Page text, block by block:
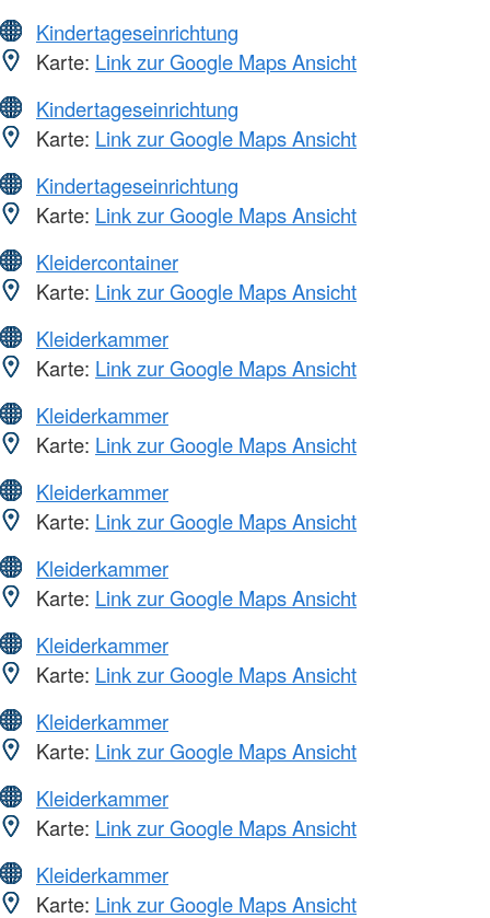
Kindertageseinrichtung
Karte: Link zur Google Maps Ansicht
Kindertageseinrichtung
Karte: Link zur Google Maps Ansicht
Kindertageseinrichtung
Karte: Link zur Google Maps Ansicht
Kleidercontainer
Karte: Link zur Google Maps Ansicht
Kleiderkammer
Karte: Link zur Google Maps Ansicht
Kleiderkammer
Karte: Link zur Google Maps Ansicht
Kleiderkammer
Karte: Link zur Google Maps Ansicht
Kleiderkammer
Karte: Link zur Google Maps Ansicht
Kleiderkammer
Karte: Link zur Google Maps Ansicht
Kleiderkammer
Karte: Link zur Google Maps Ansicht
Kleiderkammer
Karte: Link zur Google Maps Ansicht
Kleiderkammer
Karte: Link zur Google Maps Ansicht